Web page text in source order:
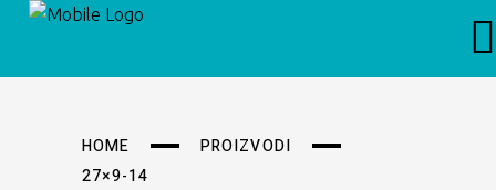
HOME
PROIZVODI
27×9-14